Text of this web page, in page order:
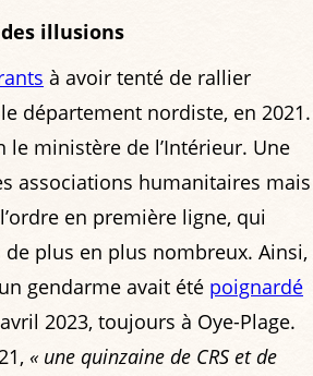
illusions
à avoir tenté de rallier
département nordiste, en 2021.
le ministère de l’Intérieur. Une
associations humanitaires mais
en première ligne, qui
plus en plus nombreux. Ainsi,
gendarme avait été poignardé
2023, toujours à Oye-Plage.
« une quinzaine de CRS et de